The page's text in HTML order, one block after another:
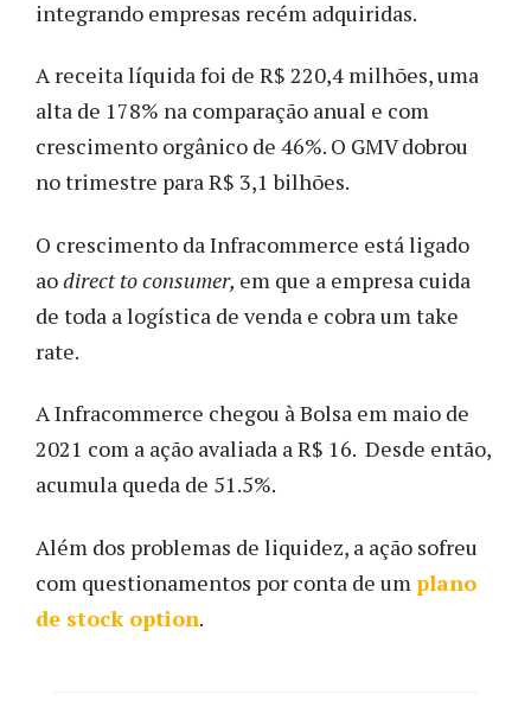
integrando empresas recém adquiridas.
Areceita líquida foi de R$ 220,4 milhões, uma
alta de 178% na comparação anual e com
crescimento orgânico de 46%. O GMV dobrou
no trimestre para R$ 3,1 bilhões.
O crescimento da Infracommerce está ligado
aodirect to consumer, em que a empresa cuida
de toda a logística de venda e cobra um take
rate.
A Infracommerce chegou à Bolsa em maio de
2021 com a ação avaliada a R$ 16. Desde então,
acumula queda de 51.5%.
Além dos problemas de liquidez, a ação sofreu
com questionamentos por conta de umplano
de stock option.